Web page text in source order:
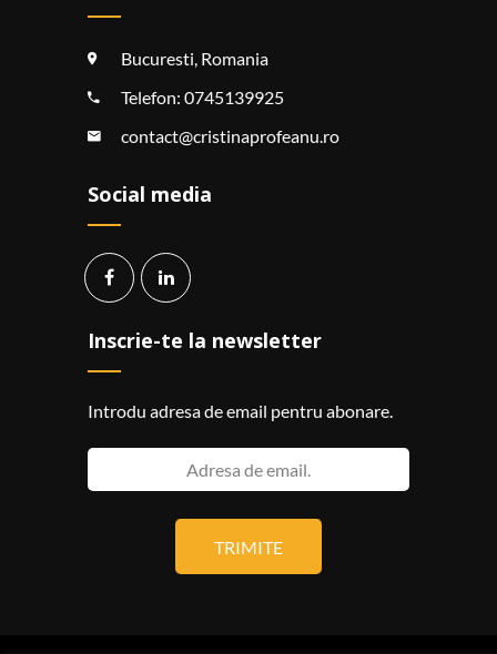
Bucuresti, Romania
Telefon: 0745139925
contact@cristinaprofeanu.ro
Social media
Inscrie-te la newsletter
Introdu adresa de email pentru abonare.